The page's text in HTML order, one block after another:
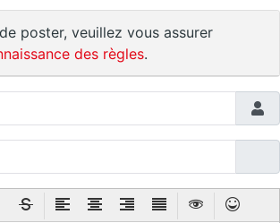
poster, veuillez vous assurer
des règles.